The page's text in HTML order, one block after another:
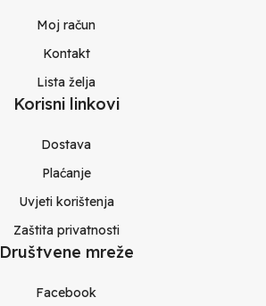
Moj račun
Kontakt
Lista želja
Korisni linkovi
Dostava
Plaćanje
Uvjeti korištenja
Zaštita privatnosti
Društvene mreže
Facebook